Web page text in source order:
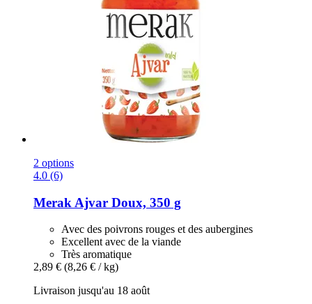
2 options
4.0 (6)
Merak Ajvar Doux, 350 g
Avec des poivrons rouges et des aubergines
Excellent avec de la viande
Très aromatique
2,89 € (8,26 € / kg)
Livraison jusqu'au 18 août